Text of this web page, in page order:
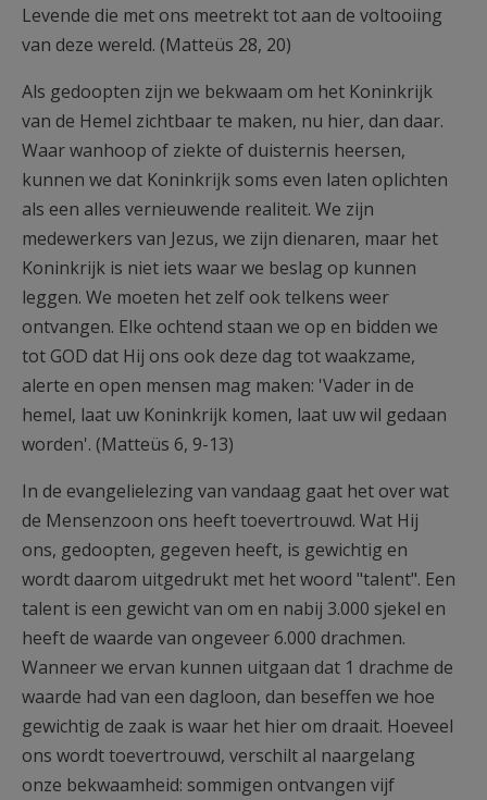
Levende die met ons meetrekt tot aan de voltooiing
van deze wereld. (Matteüs 28, 20)
Als gedoopten zijn we bekwaam om het Koninkrijk
van de Hemel zichtbaar te maken, nu hier, dan daar.
Waar wanhoop of ziekte of duisternis heersen,
kunnen we dat Koninkrijk soms even laten oplichten
als een alles vernieuwende realiteit. We zijn
medewerkers van Jezus, we zijn dienaren, maar het
Koninkrijk is niet iets waar we beslag op kunnen
leggen. We moeten het zelf ook telkens weer
ontvangen. Elke ochtend staan we op en bidden we
tot GOD dat Hij ons ook deze dag tot waakzame,
alerte en open mensen mag maken: 'Vader in de
hemel, laat uw Koninkrijk komen, laat uw wil gedaan
worden'. (Matteüs 6, 9-13)
In de evangelielezing van vandaag gaat het over wat
de Mensenzoon ons heeft toevertrouwd. Wat Hij
ons, gedoopten, gegeven heeft, is gewichtig en
wordt daarom uitgedrukt met het woord "talent". Een
talent is een gewicht van om en nabij 3.000 sjekel en
heeft de waarde van ongeveer 6.000 drachmen.
Wanneer we ervan kunnen uitgaan dat 1 drachme de
waarde had van een dagloon, dan beseffen we hoe
gewichtig de zaak is waar het hier om draait. Hoeveel
ons wordt toevertrouwd, verschilt al naargelang
onze bekwaamheid: sommigen ontvangen vijf